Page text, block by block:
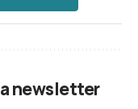
newsletter